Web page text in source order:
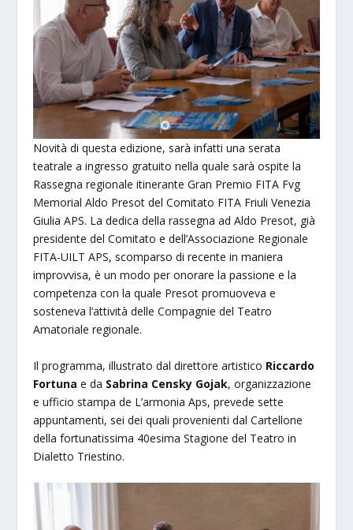
Novità di questa edizione, sarà infatti una serata
teatrale a ingresso gratuito nella quale sarà ospite la
Rassegna regionale itinerante Gran Premio FITA Fvg
Memorial Aldo Presot del Comitato FITA Friuli Venezia
Giulia APS. La dedica della rassegna ad Aldo Presot, già
presidente del Comitato e dell’Associazione Regionale
FITA-UILT APS, scomparso di recente in maniera
improvvisa, è un modo per onorare la passione e la
competenza con la quale Presot promuoveva e
sosteneva l’attività delle Compagnie del Teatro
Amatoriale regionale.
Il programma, illustrato dal direttore artistico Riccardo
Fortuna e da Sabrina Censky Gojak, organizzazione
e ufficio stampa de L’armonia Aps, prevede sette
appuntamenti, sei dei quali provenienti dal Cartellone
della fortunatissima 40esima Stagione del Teatro in
Dialetto Triestino.